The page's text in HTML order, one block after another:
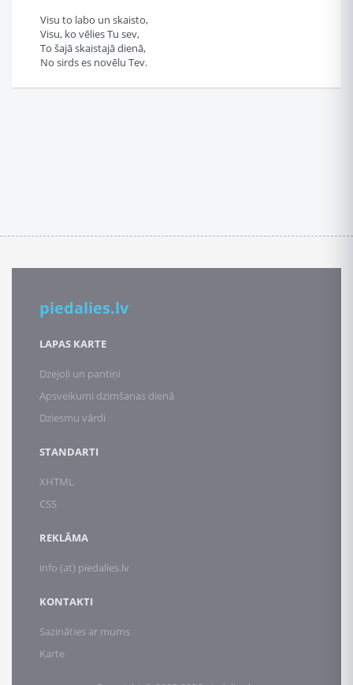
Visu to labo un skaisto,
Visu, ko vēlies Tu sev,
To šajā skaistajā dienā,
No sirds es novēlu Tev.
piedalies.lv
LAPAS KARTE
Dzejoļi un pantiņi
Apsveikumi dzimšanas dienā
Dziesmu vārdi
STANDARTI
XHTML
CSS
REKLĀMA
info (at) piedalies.lv
KONTAKTI
Sazināties ar mums
Karte